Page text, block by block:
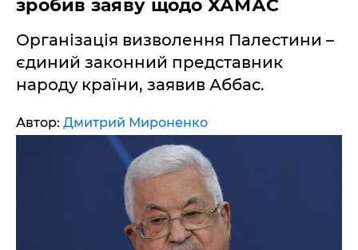
зробив заяву щодо ХАМАС
Організація визволення Палестини –
єдиний законний представник
народу країни, заявив Аббас.
Автор: Дмитрий Мироненко